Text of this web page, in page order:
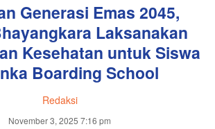
Generasi Emas 2045,
Laksanakan
Kesehatan untuk Siswa
Boarding School
Redaksi
November 3, 2025 7:16 pm